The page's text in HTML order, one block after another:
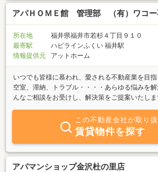
れた「アパホテル」で非日常的な時間を楽しん
テル」で洗練されたおもてなしにふれた人々が、
フスタイルです。
アパＨＯＭＥ館 管理部 （有）ワコー
所在地
福井県福井市若杉４丁目９１０
最寄駅
ハピラインふくい 福井駅
情報提供元
アットホーム
いつでも皆様に慕われ、愛される不動産業を目指
空室、滞納、トラブル・・・・あらゆる悩みを
んなご相談をお受けし、解決策をご提案いたしま
この不動産会社が取り扱
賃貸物件を探す
アパマンショップ金沢杜の里店